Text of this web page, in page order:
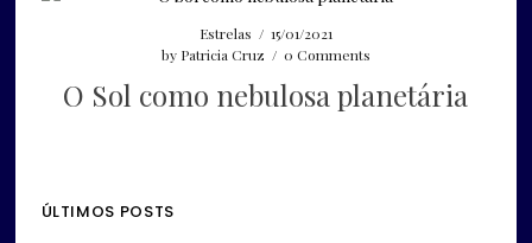
Estrelas / 15/01/2021
by Patricia Cruz / 0 Comments
O Sol como nebulosa planetária
ÚLTIMOS POSTS